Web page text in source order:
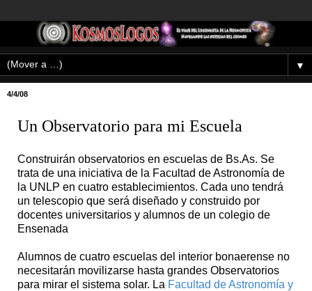
▼
4/4/08
Un Observatorio para mi Escuela
Construirán observatorios en escuelas de Bs.As. Se
trata de una iniciativa de la Facultad de Astronomía de
la UNLP en cuatro establecimientos. Cada uno tendrá
un telescopio que será diseñado y construido por
docentes universitarios y alumnos de un colegio de
Ensenada
Alumnos de cuatro escuelas del interior bonaerense no
necesitarán movilizarse hasta grandes Observatorios
para mirar el sistema solar. La Facultad de Astronomía y